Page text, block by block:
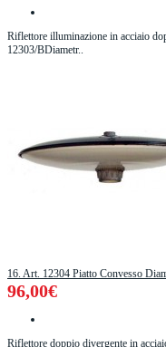
Riflettore illuminazione in acciaio
12303/BDiametr..
16. Art. 12304 Piatto Convesso
96,00€
Riflettore doppio divergente in